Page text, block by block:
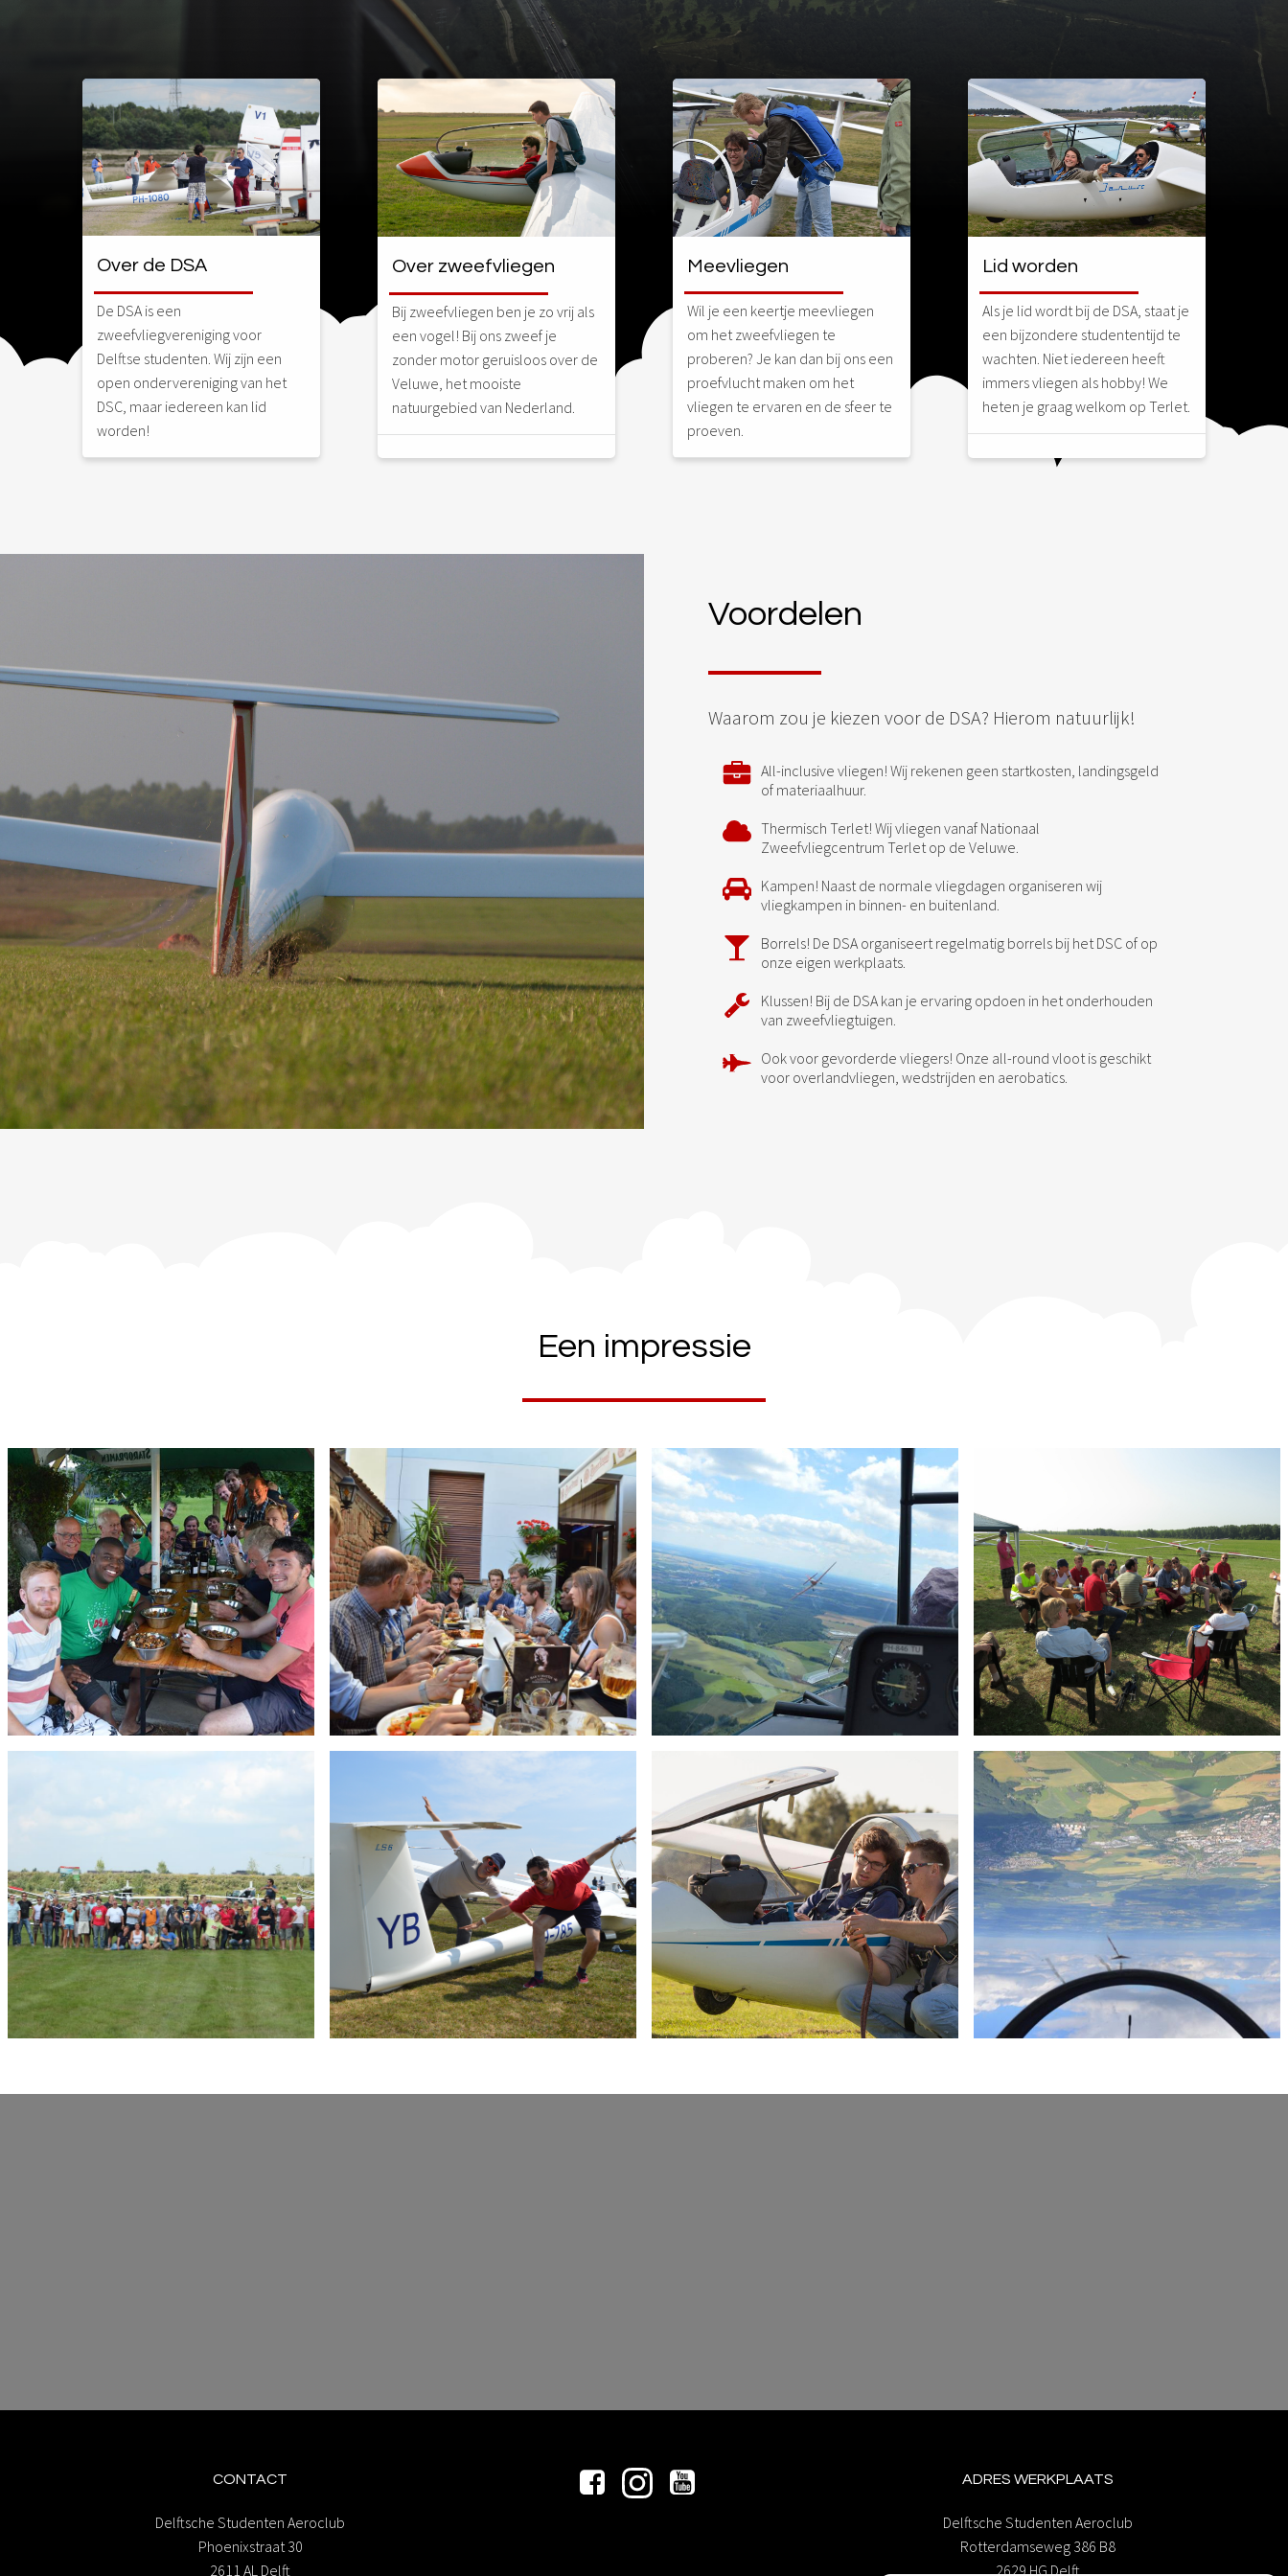
Over de DSA
De DSA is een
zweefvliegvereniging voor
Delftse studenten. Wij zijn een
open ondervereniging van het
DSC, maar iedereen kan lid
worden!
Over zweefvliegen
Bij zweefvliegen ben je zo vrij als
een vogel! Bij ons zweef je
zonder motor geruisloos over de
Veluwe, het mooiste
natuurgebied van Nederland.
Meevliegen
Wil je een keertje meevliegen
om het zweefvliegen te
proberen? Je kan dan bij ons een
proefvlucht maken om het
vliegen te ervaren en de sfeer te
proeven.
Lid worden
Als je lid wordt bij de DSA, staat je
een bijzondere studententijd te
wachten. Niet iedereen heeft
immers vliegen als hobby! We
heten je graag welkom op Terlet.
Voordelen
Waarom zou je kiezen voor de DSA? Hierom natuurlijk!
All-inclusive vliegen! Wij rekenen geen startkosten, landingsgeld
of materiaalhuur.
Thermisch Terlet! Wij vliegen vanaf Nationaal
Zweefvliegcentrum Terlet op de Veluwe.
Kampen! Naast de normale vliegdagen organiseren wij
vliegkampen in binnen- en buitenland.
Borrels! De DSA organiseert regelmatig borrels bij het DSC of op
onze eigen werkplaats.
Klussen! Bij de DSA kan je ervaring opdoen in het onderhouden
van zweefvliegtuigen.
Ook voor gevorderde vliegers! Onze all-round vloot is geschikt
voor overlandvliegen, wedstrijden en aerobatics.
Een impressie
CONTACT
Delftsche Studenten Aeroclub
Phoenixstraat 30
2611 AL Delft
ADRES WERKPLAATS
Delftsche Studenten Aeroclub
Rotterdamseweg 386 B8
2629 HG Delft